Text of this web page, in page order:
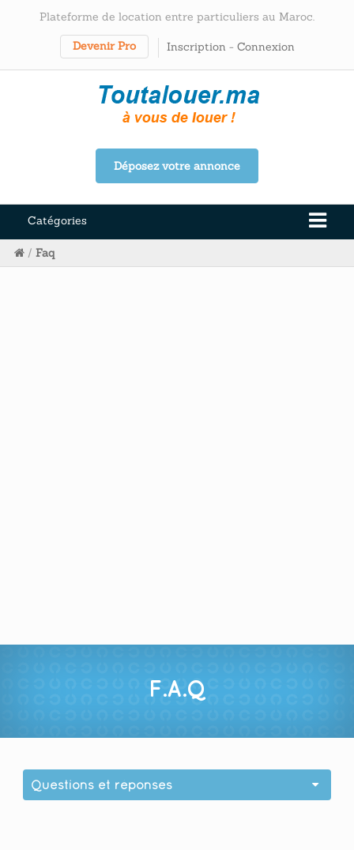
Plateforme de location entre particuliers au Maroc.
Devenir Pro Inscription - Connexion
Déposez votre annonce
Catégories
/ Faq
F.A.Q
Questions et réponses